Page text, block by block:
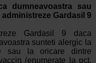
dumneavoastra sau
Gardasil 9
Gardasil 9 daca
sunteti alergic la
sau la oricare dintre
(enumerate la pct.